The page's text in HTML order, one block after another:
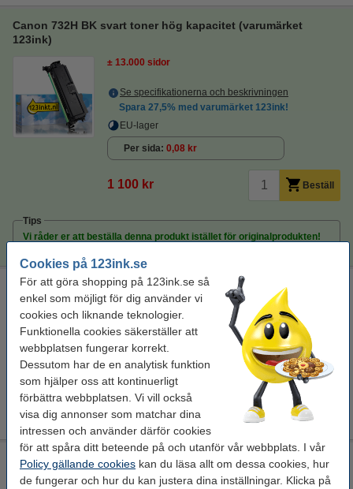
Cookies på 123ink.se
För att göra shopping på 123ink.se så
enkel som möjligt för dig använder vi
cookies och liknande teknologier.
Funktionella cookies säkerställer att
webbplatsen fungerar korrekt.
Dessutom har de en analytisk funktion
som hjälper oss att kontinuerligt
förbättra webbplatsen. Vi vill också
visa dig annonser som matchar dina
intressen och använder därför cookies
för att spåra ditt beteende på och utanför vår webbplats. I vår
Policy gällande cookies kan du läsa allt om dessa cookies, hur
de fungerar och hur du kan justera dina inställningar. Klicka på
Canon 732H BK svart toner hög kapacitet (varumärket
123ink)
± 13.000 sidor
Se specifikationerna och beskrivningen
Spara 27,5% med varumärket 123ink!
EU-lager
Per sida 0,08 kr
1 100 kr Beställ
Tips
Vi råder er att beställa denna produkt istället för originalprodukten!
Canon 732H BK + 732 C/M/Y toner 4-pack (varumärket
123ink)
Se specifikationerna och beskrivningen
EU-lager
Per sida 0,14 kr
4 500 kr Beställ
Rengöringsduk för laserskrivare
rengöringsduk för toner 43 x 32 cm (LxB)
gul